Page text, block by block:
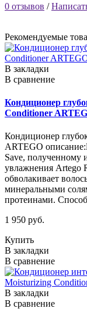
0 отзывов /
Рекомендуемые
В закладки
В сравнение
Кондиционер
Conditioner
Кондиционер
ARTEGO
Save, полученному
увлажнения Artego
обволакивает
минеральными
протеинами.
1 950 руб.
Купить
В закладки
В сравнение
В закладки
В сравнение